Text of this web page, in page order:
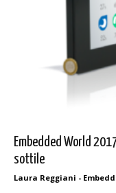
Embedded World
sottile
Laura Reggiani -